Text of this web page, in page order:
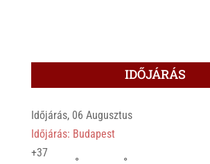
IDŐJÁRÁS
Időjárás, 06 Augusztus
Időjárás: Budapest
+37